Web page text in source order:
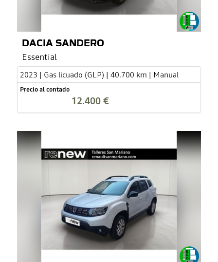
DACIA SANDERO
Essential
2023 | Gas licuado (GLP) | 40.700 km | Manual
Precio al contado
12.400 €